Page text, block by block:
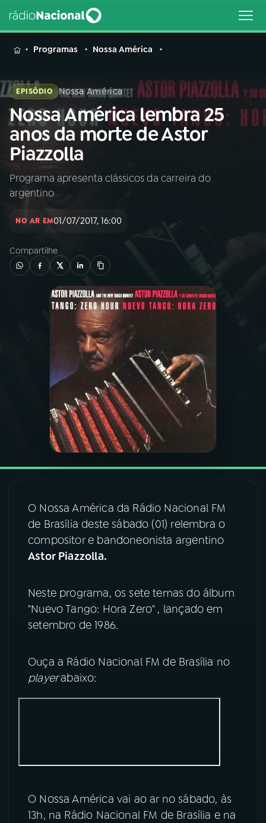
MENU
Buscar
na
Rádio
Nacional
Buscar
AO VIVO
INÍCIO
02A RÁDIO
PROGRAMAÇÃO
PROGRAMAS
PODCASTS
VIDEOCASTS
ÚLTIMAS
ACOMPANHE A RÁDIO NACIONAL
YouTube
TikTok
Programas Nossa América
EPISÓDIO Nossa América
Nossa América lembra 25
anos da morte de Astor
Piazzolla
Programa apresenta clássicos da carreira do
argentino
NO AR EM01/07/2017, 16:00
Compartilhe
O Nossa América da Rádio Nacional FM
de Brasília deste sábado (01) relembra o
compositor e bandoneonista argentino
Astor Piazzolla.
Neste programa, os sete temas do álbum
"Nuevo Tango: Hora Zero" , lançado em
setembro de 1986.
Ouça a Rádio Nacional FM de Brasília no
playerabaixo:
O Nossa América vai ao ar no sábado, às
13h, na Rádio Nacional FM de Brasília e na